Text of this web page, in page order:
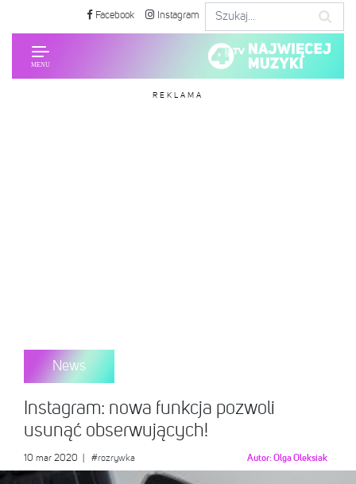
Facebook Instagram
REKLAMA
News
Instagram: nowa funkcja pozwoli
usunąć obserwujących!
10 mar 2020 #rozrywka Autor:Olga Oleksiak